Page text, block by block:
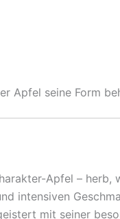
Apfel seine Form
Apfel –
intensiven
mit seiner